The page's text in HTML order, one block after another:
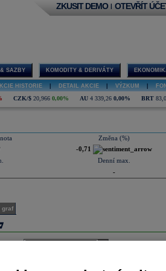
ZKUSIT DEMO | OTEVŘÍT
SAZBY KOMODITY & DERIVÁTY
HISTORIE DETAIL AKCIE VÝZKUM
CZK/$ 20,966 0,00% AU 4 339,26 0,00% BRT
Změna (%)
-0,71
Denní max.
-
graf